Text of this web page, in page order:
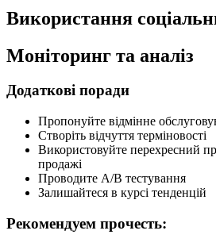
Використання
Моніторинг та аналіз
Додаткові поради
Пропонуйте відмінне
Створіть відчуття терміновості
Використовуйте перехресний
продажі
Проводите A/B тестування
Залишайтеся в курсі тенденцій
Рекомендуем прочесть: